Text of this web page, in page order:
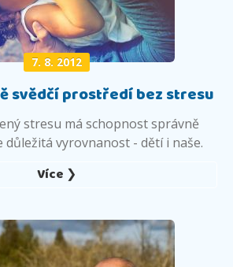
7. 8. 2012
svědčí prostředí bez stresu
stresu má schopnost správně
vyrovnanost - dětí i naše.
Více ❯